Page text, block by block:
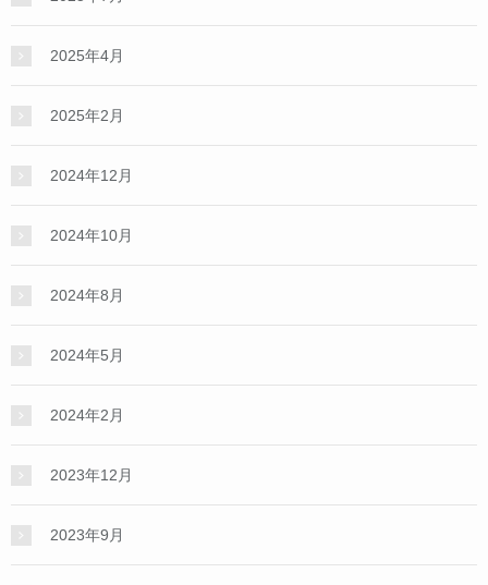
2025年4月
2025年2月
2024年12月
2024年10月
2024年8月
2024年5月
2024年2月
2023年12月
2023年9月